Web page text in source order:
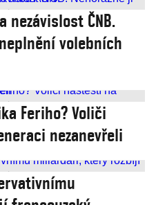
nezávislost ČNB.
volebních
Feriho? Voliči
nezanevřeli